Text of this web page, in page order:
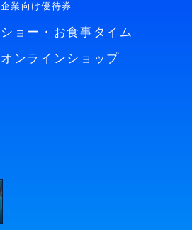
企業向け優待券
ショー・お食事タイム
オンラインショップ